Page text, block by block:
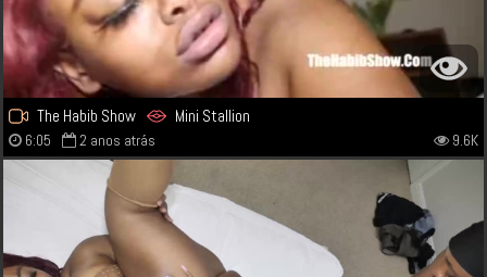
The Habib Show Mini Stallion
6:05 2 anos atrás 9.6K